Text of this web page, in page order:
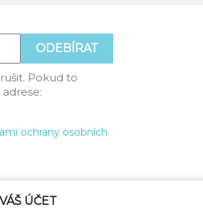
Pokud to
ochrany osobních
VÁŠ ÚČET